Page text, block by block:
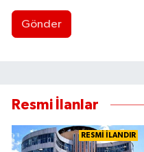
Gönder
Resmi İlanlar
RESMİ İLANDIR